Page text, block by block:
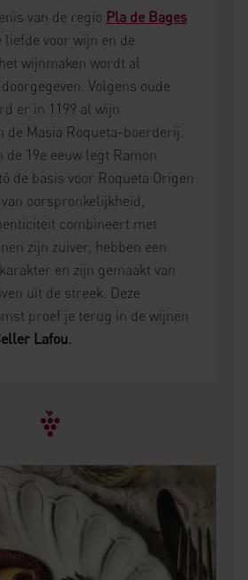
van de regio Pla de Bages
liefde voor wijn en de
wijnmaken wordt al
Volgens oude
er in 1199 al wijn
de Masia Roqueta-boerderij.
de 19e eeuw legt Ramon
de basis voor Roqueta Origen
oorspronkelijkheid,
combineert met
zijn zuiver, hebben een
en zijn gemaakt van
uit de streek. Deze
proef je terug in de wijnen
Lafou.